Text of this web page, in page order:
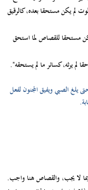
لم يكن مستحقا بعده، كالرقيق
مستحقا للقصاص لما استحق
لم يرثه، كسائر ما لم يستحقه".
يلغ الصبي ويفيق المجنون لفعل
لا يجب، والقصاص هنا واجب.